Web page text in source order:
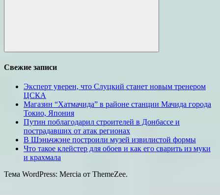
Поиск
Свежие записи
Эксперт уверен, что Слуцкий станет новым тренером
ЦСКА
Магазин “Хатмачида” в районе станции Мачида города
Токио, Япония
Путин поблагодарил строителей в Донбассе и
пострадавших от атак регионах
В Шэньчжэне построили музей извилистой формы
Что такое клейстер для обоев и как его сварить из муки
и крахмала
Тема WordPress: Mercia от ThemeZee.